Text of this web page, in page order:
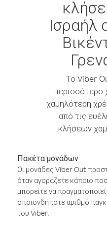
Ισραήλ
Το Viber
περισσότερο
χαμηλότερη
από τις
κλήσεων
Πακέτα μονάδων
Οι μονάδες Viber Out
όταν αγοράζετε κάποιο
μπορείτε να
οποιονδήποτε αριθμό
του Viber.